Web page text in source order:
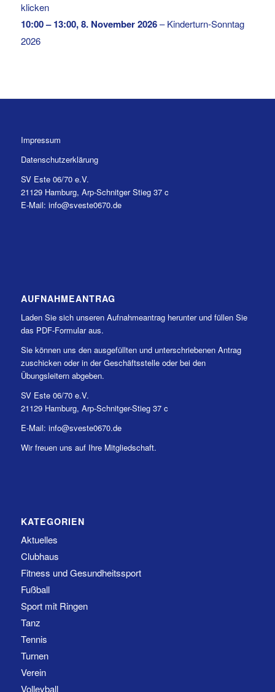
klicken
10:00– 13:00,8. November 2026–Kinderturn-Sonntag
2026
Impressum
Datenschutzerklärung
SV Este 06/70 e.V.
21129 Hamburg, Arp-Schnitger Stieg 37 c
E-Mail: info@sveste0670.de
AUFNAHMEANTRAG
Laden Sie sich unseren Aufnahmeantrag herunter und füllen Sie
das PDF-Formular aus.
Sie können uns den ausgefüllten und unterschriebenen Antrag
zuschicken oder in der Geschäftsstelle oder bei den
Übungsleitern abgeben.
SV Este 06/70 e.V.
21129 Hamburg, Arp-Schnitger-Stieg 37 c
E-Mail: info@sveste0670.de
Wir freuen uns auf Ihre Mitgliedschaft.
KATEGORIEN
Aktuelles
Clubhaus
Fitness und Gesundheitssport
Fußball
Sport mit Ringen
Tanz
Tennis
Turnen
Verein
Volleyball